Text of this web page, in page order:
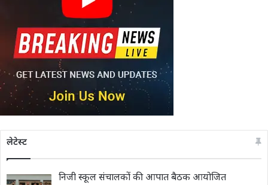
लेटेस्ट
निजी स्कूल संचालकों की आपात बैठक आयोजित